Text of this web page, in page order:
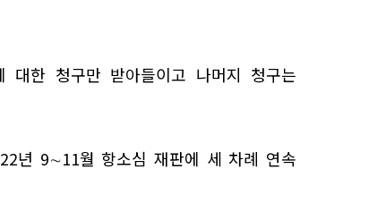
한 청구만 받아들이고 나머지 청구는
년 9∼11월 항소심 재판에 세 차례 연속